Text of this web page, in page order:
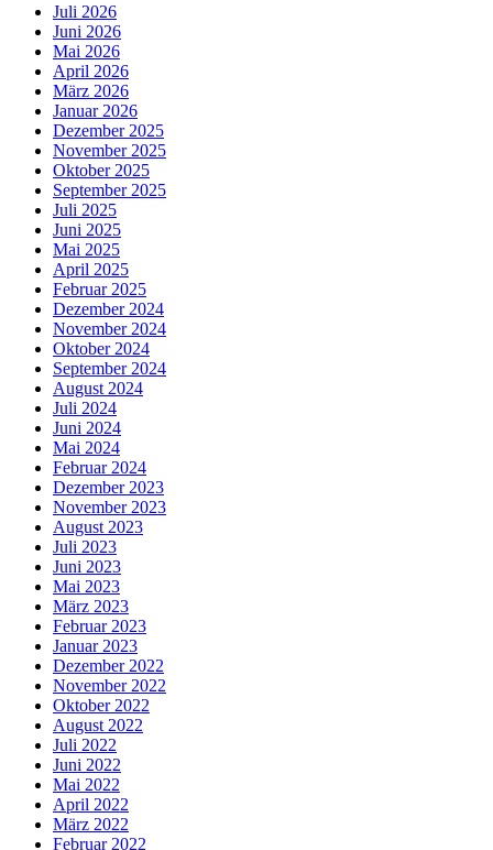
Juli 2026
Juni 2026
Mai 2026
April 2026
März 2026
Januar 2026
Dezember 2025
November 2025
Oktober 2025
September 2025
Juli 2025
Juni 2025
Mai 2025
April 2025
Februar 2025
Dezember 2024
November 2024
Oktober 2024
September 2024
August 2024
Juli 2024
Juni 2024
Mai 2024
Februar 2024
Dezember 2023
November 2023
August 2023
Juli 2023
Juni 2023
Mai 2023
März 2023
Februar 2023
Januar 2023
Dezember 2022
November 2022
Oktober 2022
August 2022
Juli 2022
Juni 2022
Mai 2022
April 2022
März 2022
Februar 2022